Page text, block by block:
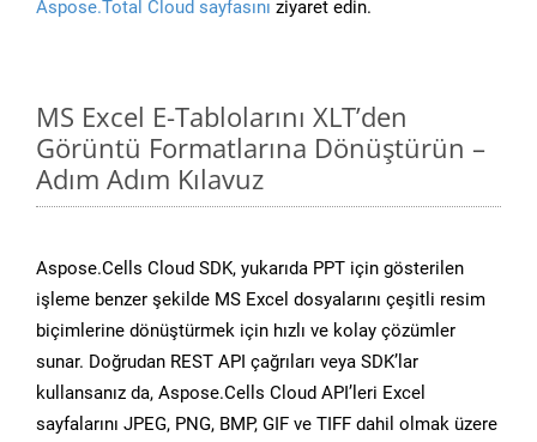
Aspose.Total Cloud sayfasını ziyaret edin.
MS Excel E-Tablolarını XLT’den
Görüntü Formatlarına Dönüştürün –
Adım Adım Kılavuz
Aspose.Cells Cloud SDK, yukarıda PPT için gösterilen
işleme benzer şekilde MS Excel dosyalarını çeşitli resim
biçimlerine dönüştürmek için hızlı ve kolay çözümler
sunar. Doğrudan REST API çağrıları veya SDK’lar
kullansanız da, Aspose.Cells Cloud API’leri Excel
sayfalarını JPEG, PNG, BMP, GIF ve TIFF dahil olmak üzere